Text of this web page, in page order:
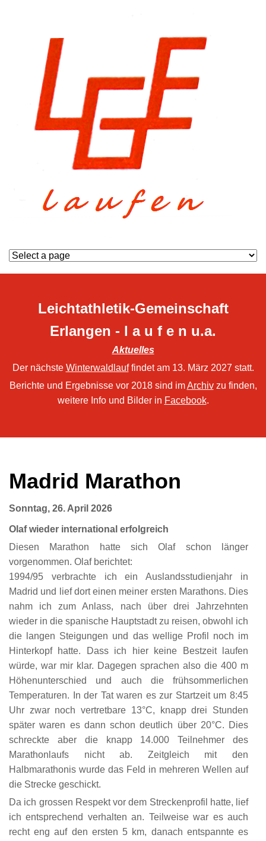
Leichtathletik-Gemeinschaft
Erlangen - l a u f e n u.a.
Aktuelles
Der nächste Winterwaldlauffindet am 13. März 2027 statt.
Berichte und Ergebnisse vor 2018 sind imArchivzu finden,
weitere Info und Bilder in Facebook.
Madrid Marathon
Sonntag, 26. April 2026
Olaf wieder international erfolgreich
Diesen Marathon hatte sich Olaf schon länger
vorgenommen. Olaf berichtet:
1994/95 verbrachte ich ein Auslandsstudienjahr in
Madrid und lief dort einen meiner ersten Marathons. Dies
nahm ich zum Anlass, nach über drei Jahrzehnten
wieder in die spanische Hauptstadt zu reisen, obwohl ich
die langen Steigungen und das wellige Profil noch im
Hinterkopf hatte. Dass ich hier keine Bestzeit laufen
würde, war mir klar. Dagegen sprachen also die 400 m
Höhenunterschied und auch die frühsommerlichen
Temperaturen. In der Tat waren es zur Startzeit um 8:45
Uhr zwar noch vertretbare 13°C, knapp drei Stunden
später waren es dann schon deutlich über 20°C. Dies
schreckte aber die knapp 14.000 Teilnehmer des
Marathonlaufs nicht ab. Zeitgleich mit den
Halbmarathonis wurde das Feld in mehreren Wellen auf
die Strecke geschickt.
Da ich grossen Respekt vor dem Streckenprofil hatte, lief
ich entsprechend verhalten an. Teilweise war es auch
recht eng auf den ersten 5 km, danach entspannte es